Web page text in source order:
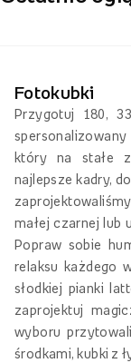
Fotokubki
Przygotuj 180,
który na stałe
najlepsze kadry,
małej czarnej lub
Popraw sobie
relaksu każdego
słodkiej pianki
zaprojektuj
wyboru